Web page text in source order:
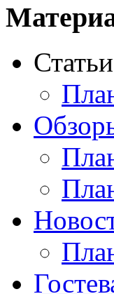
Acme
Ainol
Altinet
Amber
Ampe
Apple
Apriori
Статьи